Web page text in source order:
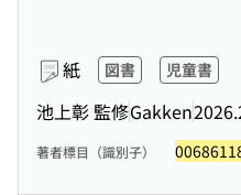
紙 図書 児童書
池上彰 監修Gakken
著者標目（識別子）